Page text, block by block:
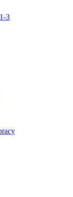
3